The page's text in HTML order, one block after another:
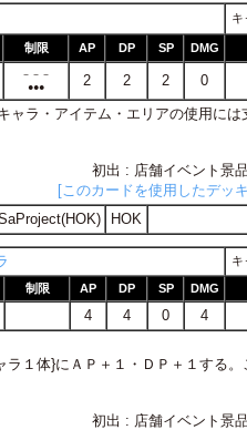
キ
制限 AP DP SP DMG
－－－
●●●
2 2 2
0
ャラ・アイテム・エリアの使用には
初出 : 店舗イベント景
[このカードを使用したデッ
HOK
キ
制限 AP DP SP DMG
4 4 0
4
１体}にＡＰ＋１・ＤＰ＋１する。
初出 : 店舗イベント景